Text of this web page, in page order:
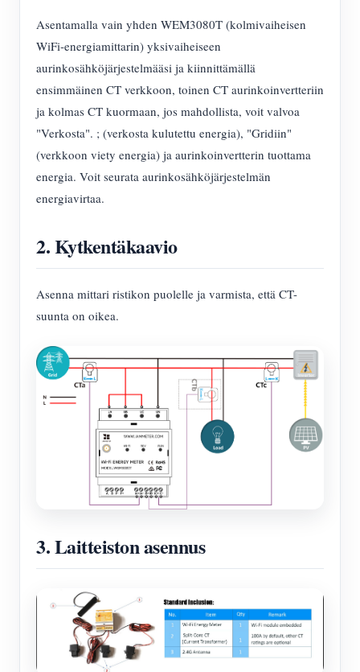
Virtuaalimittari
Energian ennuste- ja simulointijärjestelmä
Aurinkosähköjärjestelmän energianäyttö
Sähkönkulutuksen seuranta
PV-lämmittimen ohjausjärjestelmä
Tehdasenergian valvonta
Store
Resurssit
Tuotteen pika-aloitus
FAQ
Uutiset
Blogit
Yhteisö
Tutkia
Palkinto-ohjelma
Ottaa yhteyttä
Meistä
Asentamalla vain yhden WEM3080T (kolmivaiheisen
WiFi-energiamittarin) yksivaiheiseen
aurinkosähköjärjestelmääsi ja kiinnittämällä
ensimmäinen CT verkkoon, toinen CT aurinkoinvertteriin
ja kolmas CT kuormaan, jos mahdollista, voit valvoa
"Verkosta". ; (verkosta kulutettu energia), "Gridiin"
(verkkoon viety energia) ja aurinkoinvertterin tuottama
energia. Voit seurata aurinkosähköjärjestelmän
energiavirtaa.
2. Kytkentäkaavio
Asenna mittari ristikon puolelle ja varmista, että CT-
suunta on oikea.
3. Laitteiston asennus